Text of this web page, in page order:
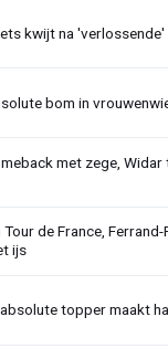
kwijt na
bom in
met zege, Widar
de France,
ijs
topper maakt